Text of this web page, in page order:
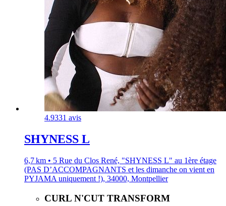
4.9331 avis
SHYNESS L
6,7 km • 5 Rue du Clos René, "SHYNESS L" au 1ère étage
(PAS D’ACCOMPAGNANTS et les dimanche on vient en
PYJAMA uniquement !), 34000, Montpellier
CURL N'CUT TRANSFORM